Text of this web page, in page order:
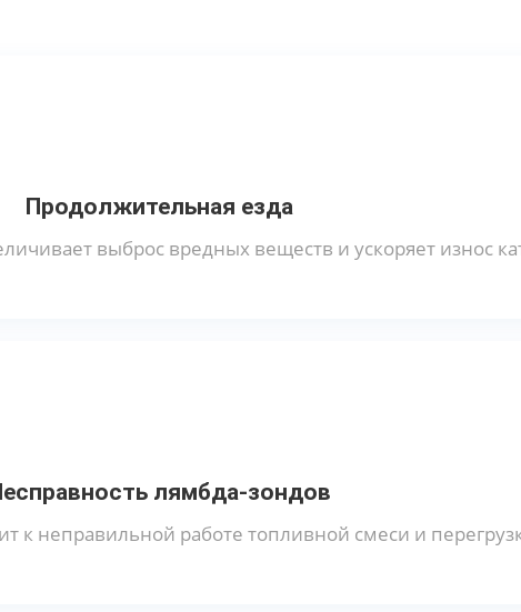
Продолжительная езда
выброс вредных веществ и ускоряет износ
лямбда-зондов
к неправильной работе топливной смеси и